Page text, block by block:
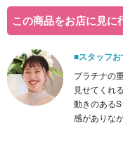
この商品をお店に見に
■スタッフ
プラチナの
見せてくれ
動きのある
感がありな